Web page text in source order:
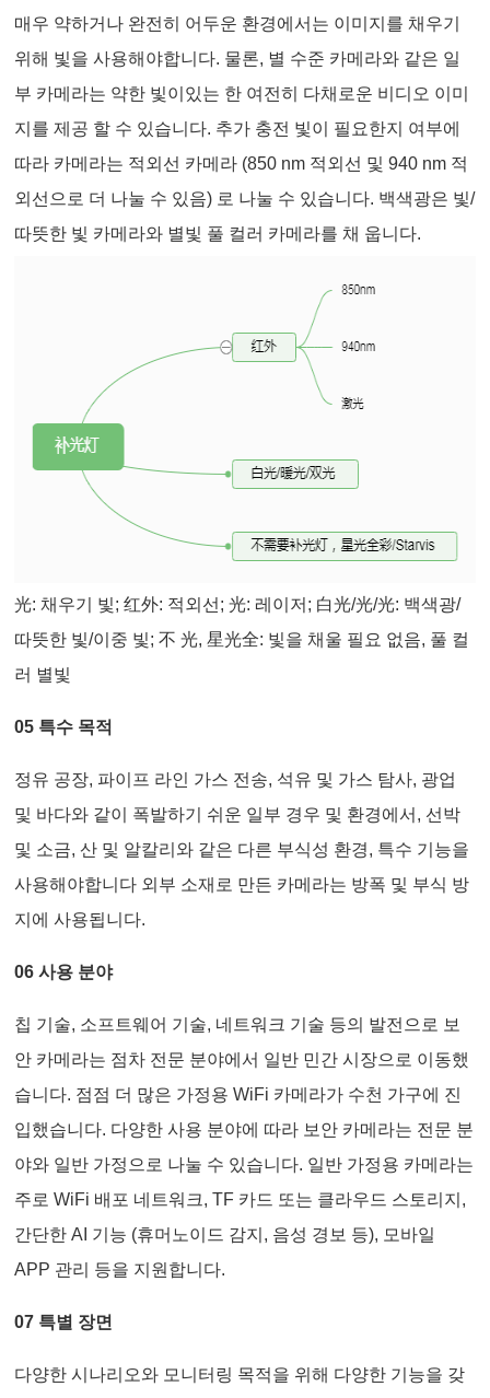
매우 약하거나 완전히 어두운 환경에서는 이미지를 채우기
위해 빛을 사용해야합니다. 물론, 별 수준 카메라와 같은 일
부 카메라는 약한 빛이있는 한 여전히 다채로운 비디오 이미
지를 제공 할 수 있습니다. 추가 충전 빛이 필요한지 여부에
따라 카메라는 적외선 카메라 (850 nm 적외선 및 940 nm 적
외선으로 더 나눌 수 있음) 로 나눌 수 있습니다. 백색광은 빛/
따뜻한 빛 카메라와 별빛 풀 컬러 카메라를 채 웁니다.
光: 채우기 빛; 红外: 적외선; 光: 레이저; 白光/光/光: 백색광/
따뜻한 빛/이중 빛; 不 光, 星光全: 빛을 채울 필요 없음, 풀 컬
러 별빛
05 특수 목적
정유 공장, 파이프 라인 가스 전송, 석유 및 가스 탐사, 광업
및 바다와 같이 폭발하기 쉬운 일부 경우 및 환경에서, 선박
및 소금, 산 및 알칼리와 같은 다른 부식성 환경, 특수 기능을
사용해야합니다 외부 소재로 만든 카메라는 방폭 및 부식 방
지에 사용됩니다.
06 사용 분야
칩 기술, 소프트웨어 기술, 네트워크 기술 등의 발전으로 보
안 카메라는 점차 전문 분야에서 일반 민간 시장으로 이동했
습니다. 점점 더 많은 가정용 WiFi 카메라가 수천 가구에 진
입했습니다. 다양한 사용 분야에 따라 보안 카메라는 전문 분
야와 일반 가정으로 나눌 수 있습니다. 일반 가정용 카메라는
주로 WiFi 배포 네트워크, TF 카드 또는 클라우드 스토리지,
간단한 AI 기능 (휴머노이드 감지, 음성 경보 등), 모바일
APP 관리 등을 지원합니다.
07 특별 장면
다양한 시나리오와 모니터링 목적을 위해 다양한 기능을 갖